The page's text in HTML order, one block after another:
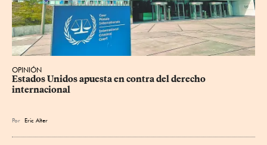
OPINIÓN
Estados Unidos apuesta en contra del derecho
internacional
Por Eric Alter